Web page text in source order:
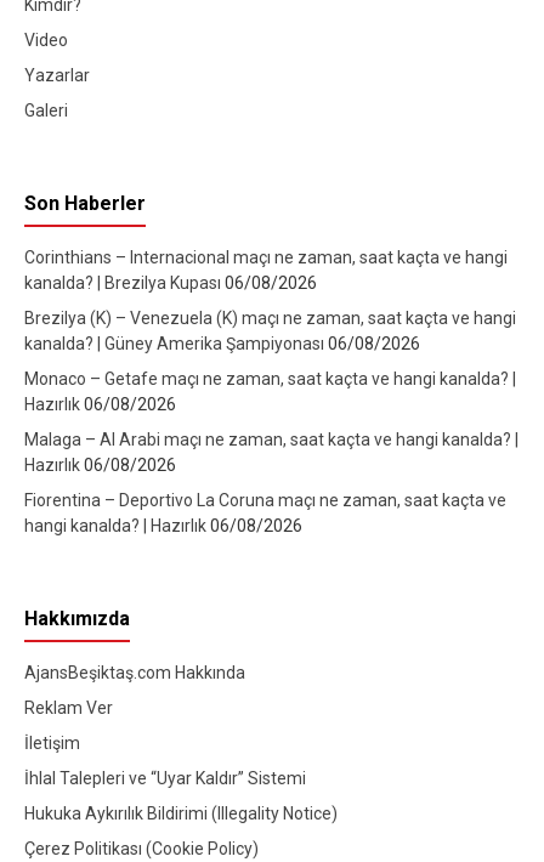
Kimdir?
Video
Yazarlar
Galeri
Son Haberler
Corinthians – Internacional maçı ne zaman, saat kaçta ve hangi
kanalda? | Brezilya Kupası 06/08/2026
Brezilya (K) – Venezuela (K) maçı ne zaman, saat kaçta ve hangi
kanalda? | Güney Amerika Şampiyonası 06/08/2026
Monaco – Getafe maçı ne zaman, saat kaçta ve hangi kanalda? |
Hazırlık06/08/2026
Malaga – Al Arabi maçı ne zaman, saat kaçta ve hangi kanalda? |
Hazırlık06/08/2026
Fiorentina – Deportivo La Coruna maçı ne zaman, saat kaçta ve
hangi kanalda? | Hazırlık06/08/2026
Hakkımızda
AjansBeşiktaş.com Hakkında
Reklam Ver
İletişim
İhlal Talepleri ve “Uyar Kaldır” Sistemi
Hukuka Aykırılık Bildirimi (Illegality Notice)
Çerez Politikası (Cookie Policy)